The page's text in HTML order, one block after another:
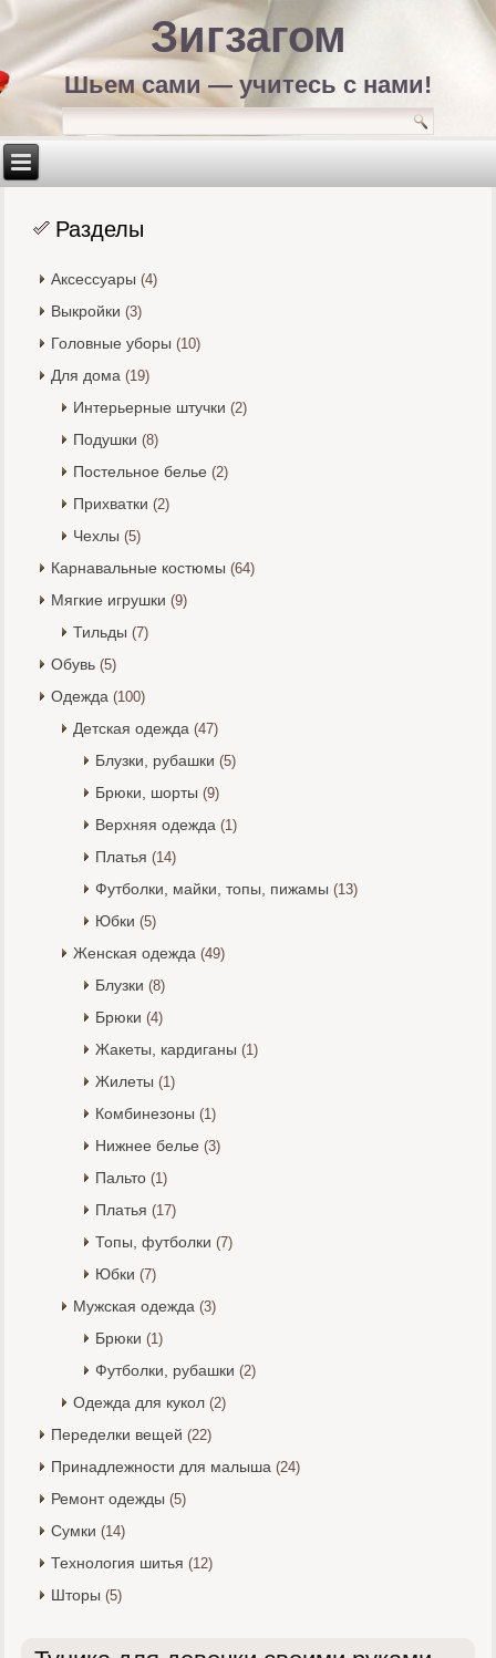
Зигзагом
Шьем сами — учитесь с нами!
Разделы
Аксессуары (4)
Выкройки (3)
Головные уборы (10)
Для дома (19)
Интерьерные штучки (2)
Подушки (8)
Постельное белье (2)
Прихватки (2)
Чехлы (5)
Карнавальные костюмы (64)
Мягкие игрушки (9)
Тильды (7)
Обувь (5)
Одежда (100)
Детская одежда (47)
Блузки, рубашки (5)
Брюки, шорты (9)
Верхняя одежда (1)
Платья (14)
Футболки, майки, топы, пижамы (13)
Юбки (5)
Женская одежда (49)
Блузки (8)
Брюки (4)
Жакеты, кардиганы (1)
Жилеты (1)
Комбинезоны (1)
Нижнее белье (3)
Пальто (1)
Платья (17)
Топы, футболки (7)
Юбки (7)
Мужская одежда (3)
Брюки (1)
Футболки, рубашки (2)
Одежда для кукол (2)
Переделки вещей (22)
Принадлежности для малыша (24)
Ремонт одежды (5)
Сумки (14)
Технология шитья (12)
Шторы (5)